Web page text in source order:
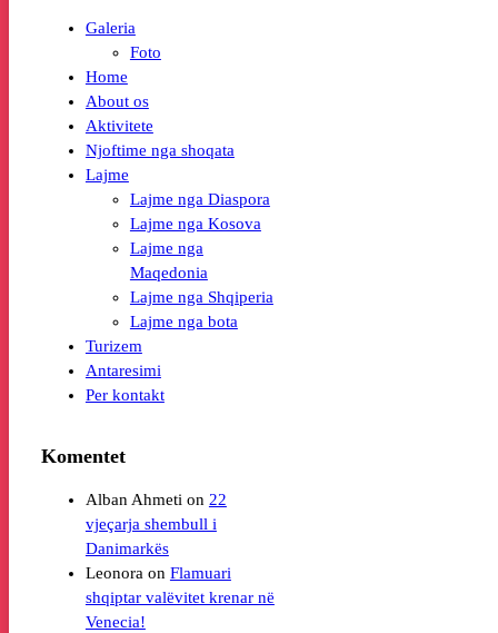
Galeria
Foto
Home
About os
Aktivitete
Njoftime nga shoqata
Lajme
Lajme nga Diaspora
Lajme nga Kosova
Lajme nga
Maqedonia
Lajme nga Shqiperia
Lajme nga bota
Turizem
Antaresimi
Per kontakt
Komentet
Alban Ahmeti on 22
vjeçarja shembull i
Danimarkës‏
Leonora on Flamuari
shqiptar valëvitet krenar në
Venecia!